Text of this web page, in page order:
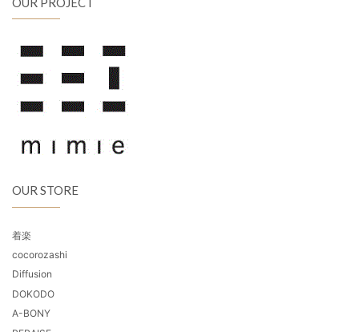
OUR STORE
着楽
cocorozashi
Diffusion
DOKODO
A-BONY